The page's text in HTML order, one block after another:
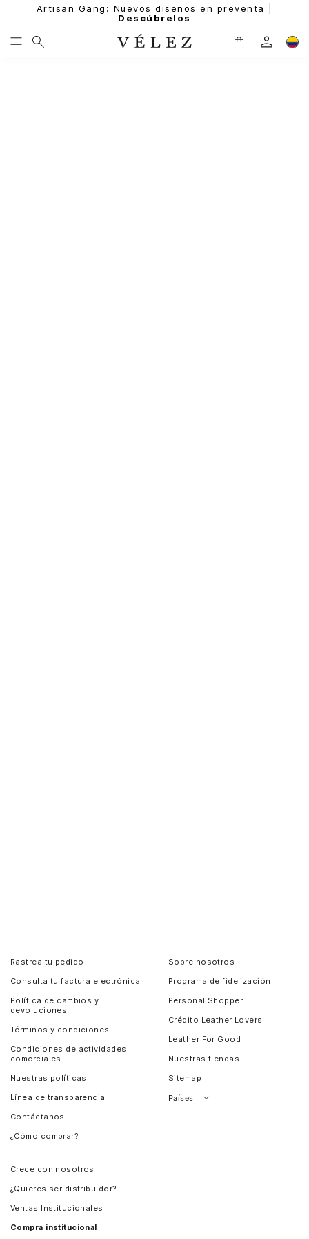
Artisan Gang: Nuevos diseños en preventa |
Descúbrelos
Rastrea tu pedido
Consulta tu factura electrónica
Política de cambios y
devoluciones
Términos y condiciones
Condiciones de actividades
comerciales
Nuestras políticas
Línea de transparencia
Contáctanos
¿Cómo comprar?
Sobre nosotros
Programa de fidelización
Personal Shopper
Crédito Leather Lovers
Leather For Good
Nuestras tiendas
Sitemap
Países
Crece con nosotros
¿Quieres ser distribuidor?
Ventas Institucionales
Compra institucional